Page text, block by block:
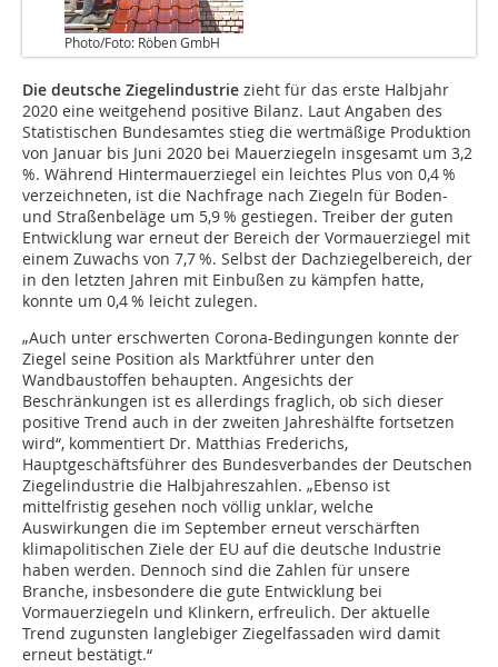
Photo/Foto: Röben GmbH
Die deutsche Ziegelindustrie zieht für das erste Halbjahr
2020 eine weitgehend positive Bilanz. Laut Angaben des
Statistischen Bundesamtes stieg die wertmäßige Produktion
von Januar bis Juni 2020 bei Mauerziegeln insgesamt um 3,2
%. Während Hintermauerziegel ein leichtes Plus von 0,4 %
verzeichneten, ist die Nachfrage nach Ziegeln für Boden-
und Straßenbeläge um 5,9 % gestiegen. Treiber der guten
Entwicklung war erneut der Bereich der Vormauerziegel mit
einem Zuwachs von 7,7 %. Selbst der Dachziegelbereich, der
in den letzten Jahren mit Einbußen zu kämpfen hatte,
konnte um 0,4 % leicht zulegen.
„Auch unter erschwerten Corona-Bedingungen konnte der
Ziegel seine Position als Marktführer unter den
Wandbaustoffen behaupten. Angesichts der
Beschränkungen ist es allerdings fraglich, ob sich dieser
positive Trend auch in der zweiten Jahreshälfte fortsetzen
wird“, kommentiert Dr. Matthias Frederichs,
Hauptgeschäftsführer des Bundesverbandes der Deutschen
Ziegelindustrie die Halbjahreszahlen. „Ebenso ist
mittelfristig gesehen noch völlig unklar, welche
Auswirkungen die im September erneut verschärften
klimapolitischen Ziele der EU auf die deutsche Industrie
haben werden. Dennoch sind die Zahlen für unsere
Branche, insbesondere die gute Entwicklung bei
Vormauerziegeln und Klinkern, erfreulich. Der aktuelle
Trend zugunsten langlebiger Ziegelfassaden wird damit
erneut bestätigt.“